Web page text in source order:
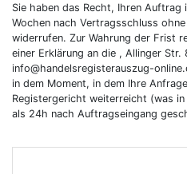
Sie haben das Recht, Ihren
Wochen nach Vertragsschluss
widerrufen. Zur Wahrung der Frist
einer Erklärung an die , Allinger Str.
info@handelsregisterauszug-
in dem Moment, in dem Ihre
Registergericht weiterreicht (was
als 24h nach Auftragseingang